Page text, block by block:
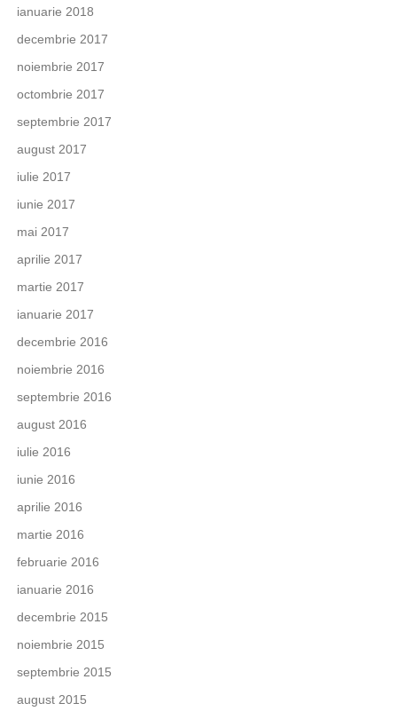
ianuarie 2018
decembrie 2017
noiembrie 2017
octombrie 2017
septembrie 2017
august 2017
iulie 2017
iunie 2017
mai 2017
aprilie 2017
martie 2017
ianuarie 2017
decembrie 2016
noiembrie 2016
septembrie 2016
august 2016
iulie 2016
iunie 2016
aprilie 2016
martie 2016
februarie 2016
ianuarie 2016
decembrie 2015
noiembrie 2015
septembrie 2015
august 2015